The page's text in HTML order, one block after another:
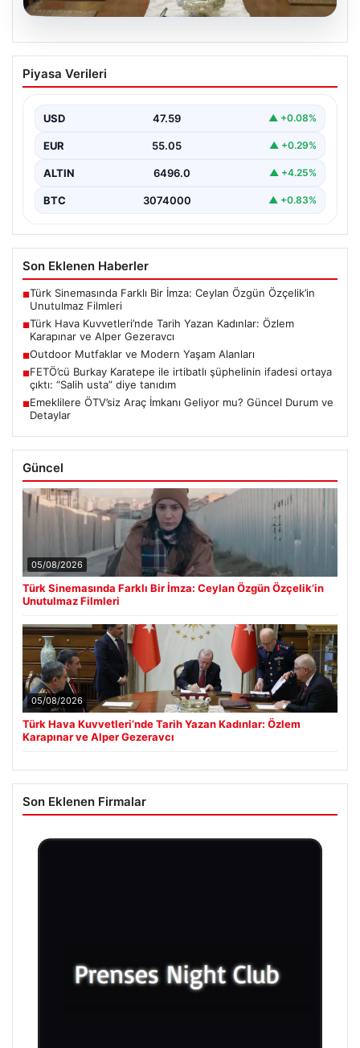
Türk Hava Kuvvetleri’nde Tarih Yazan
Kadınlar: Özlem Karapınar ve Alper
Türkiye'nin savunma ve askeri tarihine yeni bir sayfa
Piyasa Verileri
USD 47.59 ▲ +0.08%
EUR 55.05 ▲ +0.29%
ALTIN 6496.0 ▲ +4.25%
BTC 3074000 ▲ +0.83%
Son Eklenen Haberler
■Türk Sinemasında Farklı Bir İmza: Ceylan Özgün Özçelik’in
Unutulmaz Filmleri
■Türk Hava Kuvvetleri’nde Tarih Yazan Kadınlar: Özlem
Karapınar ve Alper Gezeravcı
■Outdoor Mutfaklar ve Modern Yaşam Alanları
■FETÖ’cü Burkay Karatepe ile irtibatlı şüphelinin ifadesi ortaya
çıktı: “Salih usta” diye tanıdım
■Emeklilere ÖTV’siz Araç İmkanı Geliyor mu? Güncel Durum ve
Detaylar
Güncel
05/08/2026
Türk Sinemasında Farklı Bir İmza: Ceylan Özgün Özçelik’in
Unutulmaz Filmleri
05/08/2026
Türk Hava Kuvvetleri’nde Tarih Yazan Kadınlar: Özlem
Karapınar ve Alper Gezeravcı
Son Eklenen Firmalar